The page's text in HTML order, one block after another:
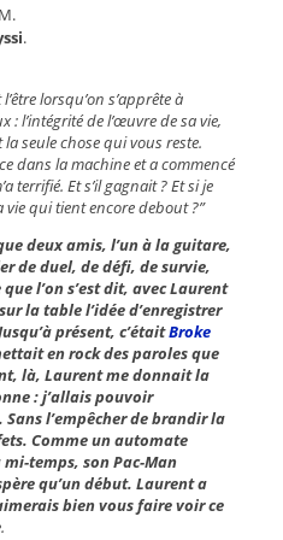
.
lorsqu’on s’apprête à
l’intégrité de l’œuvre de sa vie,
seule chose qui vous reste.
dans la machine et a commencé
terrifié. Et s’il gagnait ? Et si je
qui tient encore debout ?”
deux amis, l’un à la guitare,
de duel, de défi, de survie,
que l’on s’est dit, avec Laurent
la table l’idée d’enregistrer
présent, c’étaitBroke
en rock des paroles que
là, Laurent me donnait la
: j’allais pouvoir
l’empêcher de brandir la
Comme un automate
temps, son Pac-Man
qu’un début. Laurent a
bien vous faire voir ce
.